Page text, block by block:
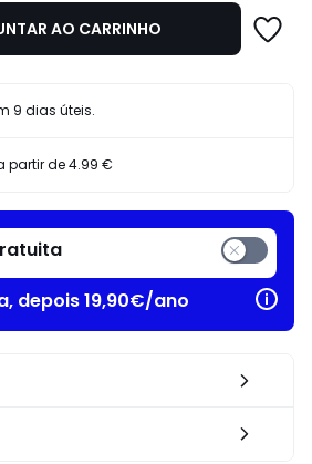
Condições
e
AO CARRINHO
9 dias úteis.
partir de4.99 €
depois 19,90€/ano